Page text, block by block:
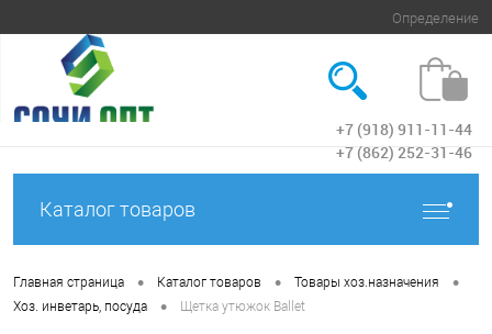
Определение
+7 (918) 911-11-44
+7 (862) 252-31-46
Каталог товаров
Главная страница • Каталог товаров • Товары хоз.назначения •
Хоз. инветарь, посуда • Щетка утюжок Ballet